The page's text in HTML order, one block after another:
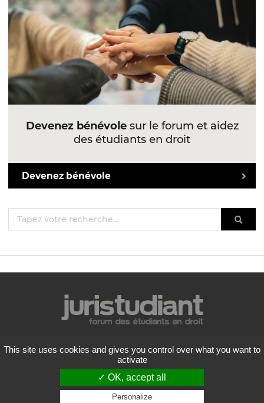
Devenez bénévolesur le forum et aidez
des étudiants en droit
Devenez bénévole
Mentions légales
Politique de confidentialité
Conditions générales d'utilisation
Liste des forums
Contactez-nous
This site uses cookies and gives you control over what you want to
activate
✓ OK, accept all
Personalize